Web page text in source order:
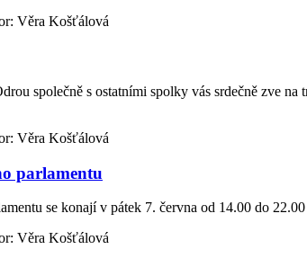
Věra Košťálová
společně s ostatními spolky vás srdečně zve
Věra Košťálová
parlamentu
se konají v pátek 7. června od 14.00 do
Věra Košťálová